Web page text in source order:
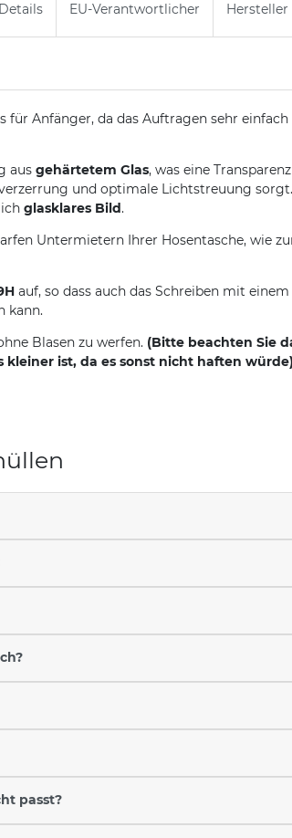
EU-Verantwortlicher Hersteller
für Anfänger, da das Auftragen sehr einfach
aus gehärtetem Glas, was eine
und optimale Lichtstreuung
glasklares Bild.
Untermietern Ihrer Hosentasche, wie
auf, so dass auch das Schreiben mit
kann.
Blasen zu werfen. (Bitte beachten Sie
ist, da es sonst nicht haften würde)
passt?